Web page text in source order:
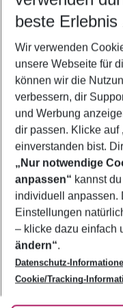
2 Erwachsene
Footer
Footer navigation
Über uns
AGB
Bestpreisgarantie
Cookie-Einstellungen
Cookie-Richtlinie
Agenturbetreuung
Barrierefreies Reisen
Folge uns
beste Erlebnis
Wir verwenden
unsere Webseite für
können wir die
verbessern, dir
und Werbung
dir passen. Klicke auf
einverstanden bist.
„Nur notwendige
anpassen“ kannst
individuell anpassen.
Einstellungen
– klicke dazu einfach
ändern“.
Datenschutz-
Cookie/Tracking-